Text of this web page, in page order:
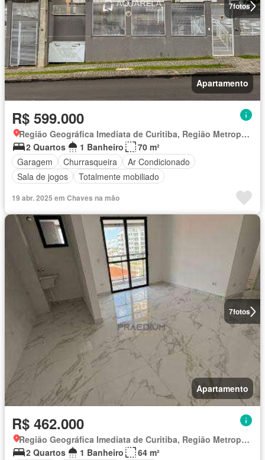
7fotos
Apartamento
R$ 599.000
Região Geográfica Imediata de Curitiba, Região Metropolitana de Curitiba
2 Quartos
1 Banheiro
70 m²
Garagem
Churrasqueira
Ar Condicionado
Sala de jogos
Totalmente mobiliado
19 abr. 2025 em Chaves na mão
7fotos
Apartamento
R$ 462.000
Região Geográfica Imediata de Curitiba, Região Metropolitana de Curitiba
2 Quartos
1 Banheiro
64 m²